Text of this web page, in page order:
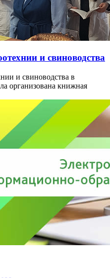
и свиноводства
и свиноводства в
организована книжная